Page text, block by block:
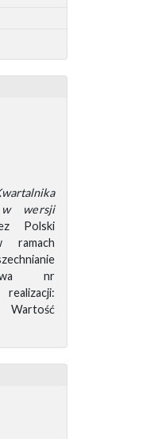
wersji
Polski
ramach
nr